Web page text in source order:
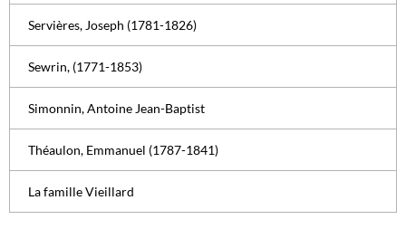
Servières, Joseph (1781-1826)
Sewrin, (1771-1853)
Simonnin, Antoine Jean-Baptist
Théaulon, Emmanuel (1787-1841)
La famille Vieillard